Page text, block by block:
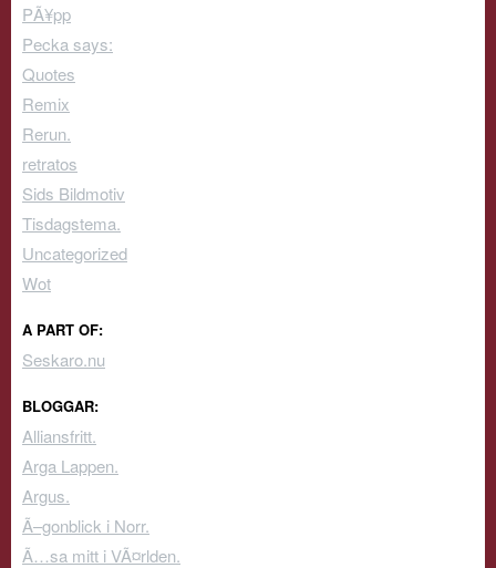
PÃ¥pp
Pecka says:
Quotes
Remix
Rerun.
retratos
Sids Bildmotiv
Tisdagstema.
Uncategorized
Wot
A PART OF:
Seskaro.nu
BLOGGAR:
Alliansfritt.
Arga Lappen.
Argus.
Ã–gonblick i Norr.
Ã…sa mitt i VÃ¤rlden.